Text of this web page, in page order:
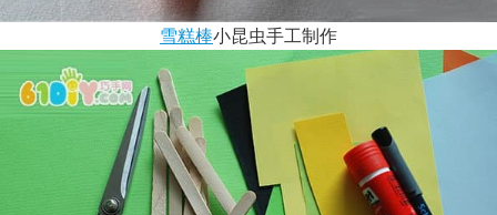
雪糕棒小昆虫手工制作